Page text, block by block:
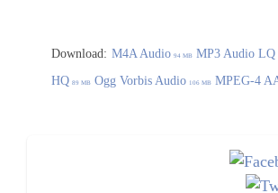
Download: M4A Audio 94 MB MP3 Audio LQ
HQ 89 MB Ogg Vorbis Audio 106 MB MPEG-4